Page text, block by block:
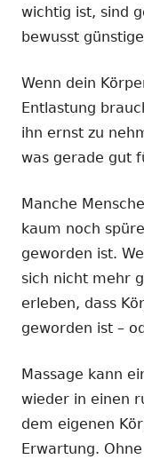
wichtig ist, sind
bewusst
Wenn dein
Entlastung
ihn ernst zu
was gerade gut
Manche
kaum noch
geworden ist.
sich nicht mehr
erleben, dass
geworden ist –
Massage kann
wieder in einen
dem eigenen
Erwartung.